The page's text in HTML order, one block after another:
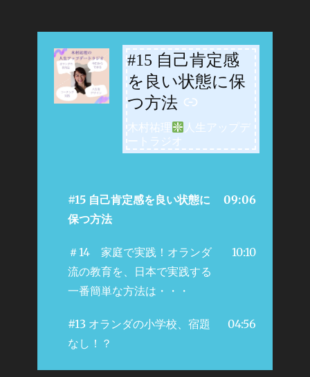
#15 自己肯定感
を良い状態に保
つ方法
-
木村祐理
人生アップデ
ートラジオ
#15 自己肯定感を良い状態に
保つ方法
09:06
＃14 家庭で実践！オランダ
流の教育を、日本で実践する
一番簡単な方法は・・・
10:10
#13 オランダの小学校、宿題
なし！？
04:56